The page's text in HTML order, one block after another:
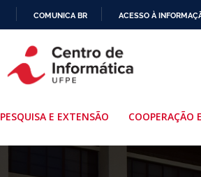
PARA
O
COMUNICA BR ACESSO À
PESQUISA E EXTENSÃO COOPERAÇÃO